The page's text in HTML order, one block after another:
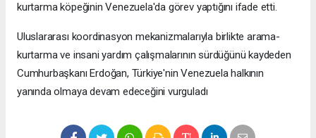
kurtarma köpeğinin Venezuela'da görev yaptığını ifade etti.
Uluslararası koordinasyon mekanizmalarıyla birlikte arama-
kurtarma ve insani yardım çalışmalarının sürdüğünü kaydeden
Cumhurbaşkanı Erdoğan, Türkiye'nin Venezuela halkının
yanında olmaya devam edeceğini vurguladı